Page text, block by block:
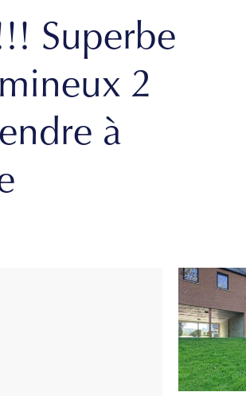
Superbe
2
à